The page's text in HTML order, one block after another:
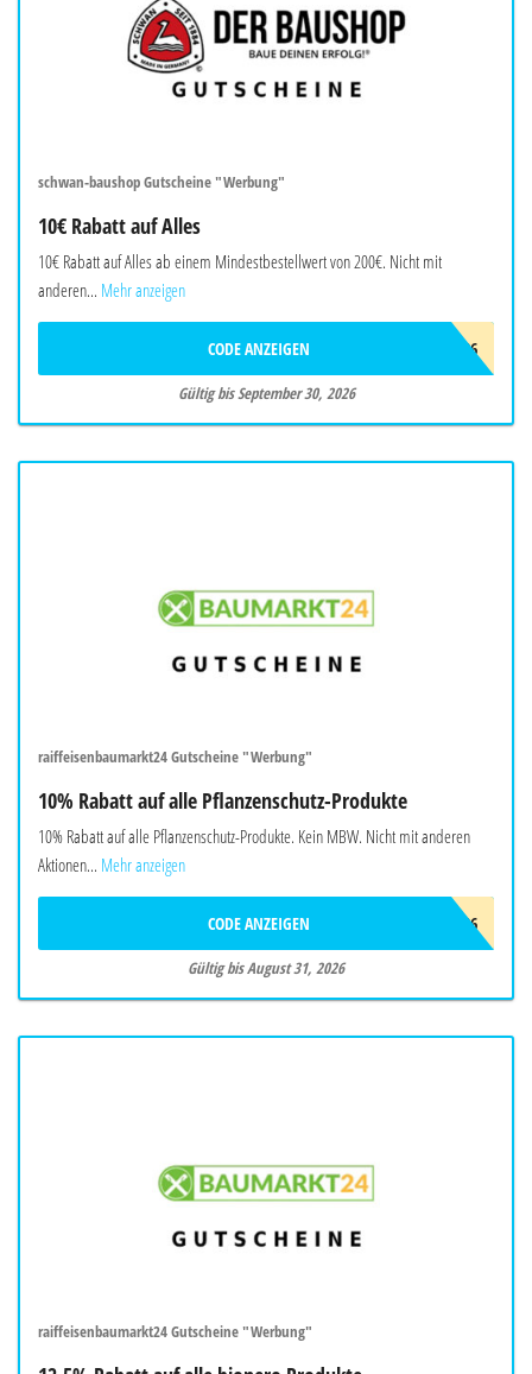
schwan-baushop Gutscheine "Werbung"
10€ Rabatt auf Alles
10€ Rabatt auf Alles ab einem Mindestbestellwert von 200€. Nicht mit
anderen... Mehr anzeigen
SBSOMMER26
CODE ANZEIGEN
Gültig bis September 30, 2026
raiffeisenbaumarkt24 Gutscheine "Werbung"
10% Rabatt auf alle Pflanzenschutz-Produkte
10% Rabatt auf alle Pflanzenschutz-Produkte. Kein MBW. Nicht mit anderen
Aktionen... Mehr anzeigen
20SOMMER26
CODE ANZEIGEN
Gültig bis August 31, 2026
raiffeisenbaumarkt24 Gutscheine "Werbung"